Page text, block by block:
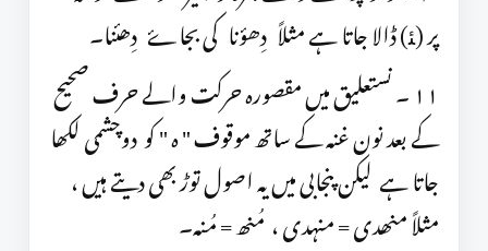
پر (ﺌ) ڈالا جاتا ہے مثلاً دِھؤنا کی بجاۓ دِھئنا۔
١١ ۔ نستعلیق میں مقصورہ حرکت والے حرف صحیح
کے بعد نون غنہ کے ساتھ موقوف " ہ " کو دوچشمی لکھا
جاتا ہے لیکن پنجابی میں یہ اصول توڑ بھی دیتے ہیں ،
مثلاً منھدی = منہدی ، مُنھ = مُنہ۔